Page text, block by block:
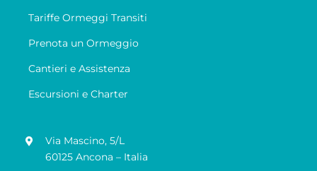
Tariffe Ormeggi Transiti
Prenota un Ormeggio
Cantieri e Assistenza
Escursioni e Charter
Via Mascino, 5/L
60125 Ancona – Italia